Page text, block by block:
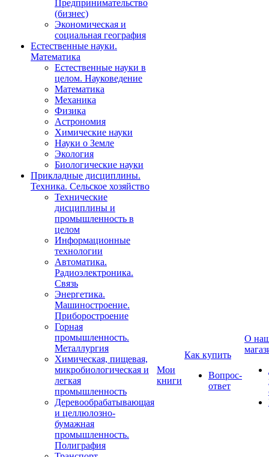
Предпринимательство
(бизнес)
Экономическая и
социальная география
Естественные науки.
Математика
Естественные науки в
целом. Науковедение
Математика
Механика
Физика
Астрономия
Химические науки
Науки о Земле
Экология
Биологические науки
Прикладные дисциплины.
Техника. Сельское хозяйство
Технические
дисциплины и
промышленность в
целом
Информационные
технологии
Автоматика.
Радиоэлектроника.
Связь
Энергетика.
Машиностроение.
Приборостроение
Горная
промышленность.
Металлургия
Химическая, пищевая,
микробиологическая и
легкая
промышленность
Деревообрабатывающая
и целлюлозно-
бумажная
промышленность.
Полиграфия
Мои
книги
Как купить
Вопрос-
ответ
О